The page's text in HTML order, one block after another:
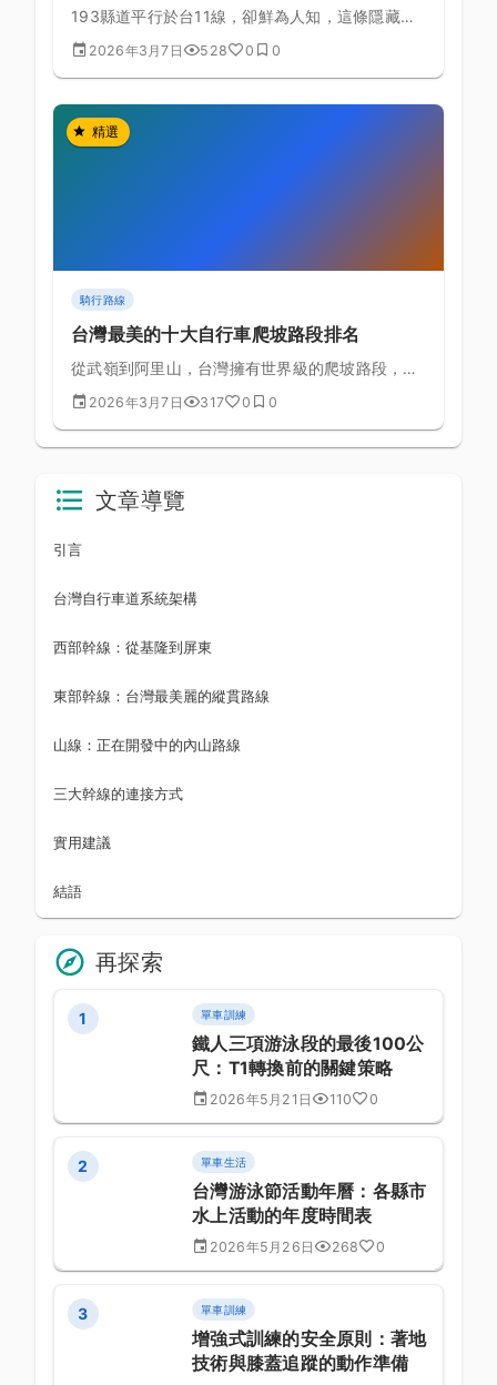
193縣道平行於台11線，卻鮮為人知，這條隱藏在
海岸山脈西側的秘境公路，擁有更原始的東台灣風
景。
2026年3月7日 528 0 0
精選
騎行路線
台灣最美的十大自行車爬坡路段排名
從武嶺到阿里山，台灣擁有世界級的爬坡路段，這
份排名幫你規劃下一個挑戰目標
2026年3月7日 317 0 0
文章導覽
引言
台灣自行車道系統架構
西部幹線：從基隆到屏東
東部幹線：台灣最美麗的縱貫路線
山線：正在開發中的內山路線
三大幹線的連接方式
實用建議
結語
再探索
1 單車訓練
鐵人三項游泳段的最後100公
尺：T1轉換前的關鍵策略
2026年5月21日 110 0
2 單車生活
台灣游泳節活動年曆：各縣市
水上活動的年度時間表
2026年5月26日 268 0
3 單車訓練
增強式訓練的安全原則：著地
技術與膝蓋追蹤的動作準備